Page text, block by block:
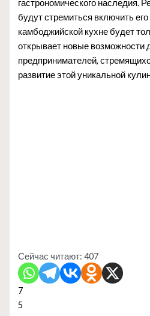
гастрономического наследия.
будут стремиться включить
камбоджийской кухне будет
открывает новые
предпринимателей,
развитие этой уникальной
Сейчас читают: 407
7
5